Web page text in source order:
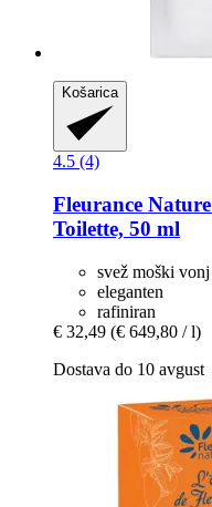
Košarica
4.5 (4)
Fleurance Nature
Toilette, 50 ml
svež moški vonj
eleganten
rafiniran
€ 32,49 (€ 649,80 / l)
Dostava do 10 avgust